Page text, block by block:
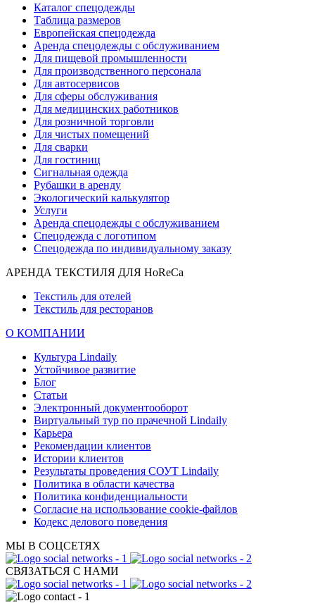
Каталог спецодежды
Таблица размеров
Европейская спецодежда
Аренда спецодежды с обслуживанием
Для пищевой промышленности
Для производственного персонала
Для автосервисов
Для сферы обслуживания
Для медицинских работников
Для розничной торговли
Для чистых помещений
Для сварки
Для гостиниц
Сигнальная одежда
Рубашки в аренду
Экологический калькулятор
Услуги
Аренда спецодежды с обслуживанием
Спецодежда с логотипом
Спецодежда по индивидуальному заказу
АРЕНДА ТЕКСТИЛЯ ДЛЯ HoReCa
Текстиль для отелей
Текстиль для ресторанов
О КОМПАНИИ
Культура Lindaily
Устойчивое развитие
Блог
Статьи
Электронный документооборот
Виртуальный тур по прачечной Lindaily
Карьера
Рекомендации клиентов
Истории клиентов
Результаты проведения СОУТ Lindaily
Политика в области качества
Политика конфиденциальности
Согласие на использование cookie-файлов
Кодекс делового поведения
МЫ В СОЦСЕТЯХ
СВЯЗАТЬСЯ С НАМИ